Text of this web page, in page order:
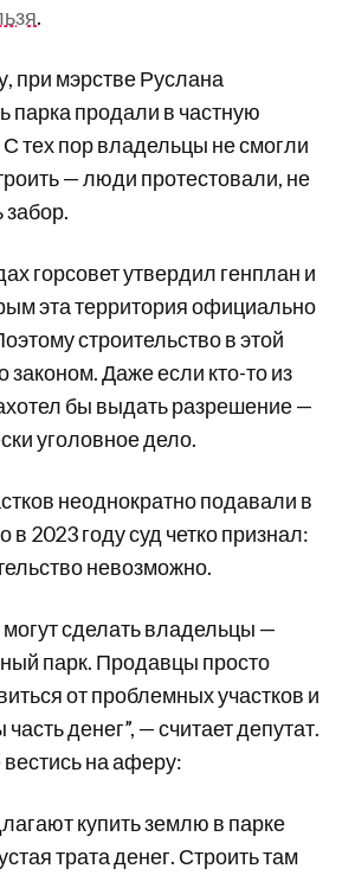
.
при мэрстве Руслана
парка продали в частную
С тех пор владельцы не смогли
— люди протестовали, не
забор.
горсовет утвердил генплан и
эта территория официально
строительство в этой
законом. Даже если кто-то из
бы выдать разрешение —
уголовное дело.
неоднократно подавали в
в 2023 году суд четко признал:
невозможно.
сделать владельцы —
парк. Продавцы просто
от проблемных участков и
денег”, — считает депутат.
на аферу:
купить землю в парке
трата денег. Строить там